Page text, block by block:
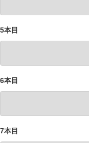
5本目
6本目
7本目